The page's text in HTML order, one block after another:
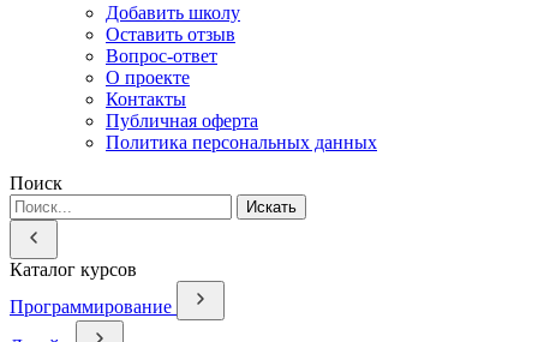
Добавить школу
Оставить отзыв
Вопрос-ответ
О проекте
Контакты
Публичная оферта
Политика персональных данных
Поиск
Искать
Каталог курсов
Программирование